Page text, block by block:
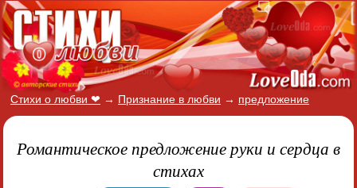
Стихи о любви ❤ → Признание в любви → предложение
Романтическое предложение руки и сердца в
стихах